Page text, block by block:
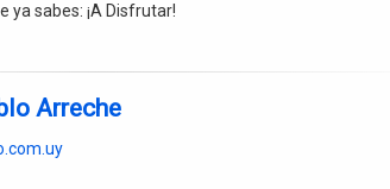
ya sabes: ¡A Disfrutar!
Arreche